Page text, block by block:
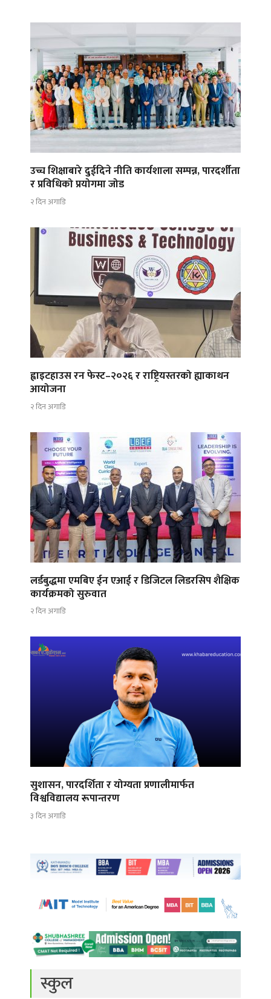
उच्च शिक्षाबारे दुईदिने नीति कार्यशाला सम्पन्न, पारदर्शीता
र प्रविधिको प्रयोगमा जोड
२ दिन अगाडि
ह्वाइटहाउस रन फेस्ट–२०२६ र राष्ट्रियस्तरको ह्याकाथन
आयोजना
२ दिन अगाडि
लर्डबुद्धमा एमबिए ईन एआई र डिजिटल लिडरसिप शैक्षिक
कार्यक्रमको सुरुवात
२ दिन अगाडि
सुशासन, पारदर्शिता र योग्यता प्रणालीमार्फत
विश्वविद्यालय रूपान्तरण
३ दिन अगाडि
स्कुल